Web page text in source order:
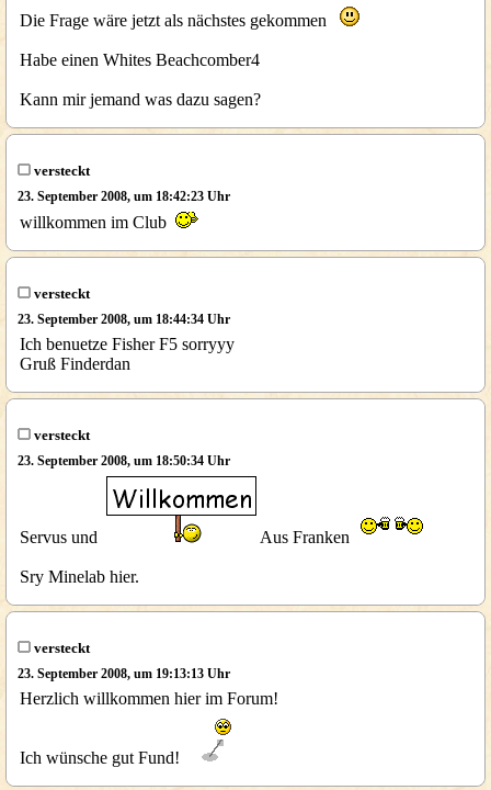
Die Frage wäre jetzt als nächstes gekommen
Habe einen Whites Beachcomber4
Kann mir jemand was dazu sagen?
versteckt
23. September 2008, um 18:42:23 Uhr
willkommen im Club
versteckt
23. September 2008, um 18:44:34 Uhr
Ich benuetze Fisher F5 sorryyy
Gruß Finderdan
versteckt
23. September 2008, um 18:50:34 Uhr
Servus und Aus Franken
Sry Minelab hier.
versteckt
23. September 2008, um 19:13:13 Uhr
Herzlich willkommen hier im Forum!
Ich wünsche gut Fund!